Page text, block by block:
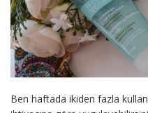
Ben haftada ikiden fazla